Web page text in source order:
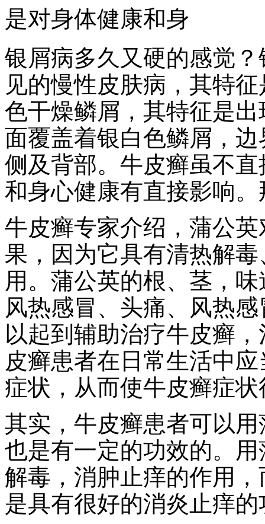
是对身体健康和身
银屑病多久又硬的感觉
见的慢性皮肤病，其特
色干燥鳞屑，其特征是
面覆盖着银白色鳞屑，
侧及背部。牛皮癣虽不
和身心健康有直接影响。
牛皮癣专家介绍，蒲公
果，因为它具有清热解
用。蒲公英的根、茎，
风热感冒、头痛、风热
以起到辅助治疗牛皮癣
皮癣患者在日常生活中
症状，从而使牛皮癣症
其实，牛皮癣患者可以
也是有一定的功效的。
解毒，消肿止痒的作用
是具有很好的消炎止痒